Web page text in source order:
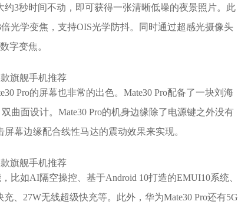
3秒时间不动，即可获得一张清晰低噪的夜景照片。此
光学变焦，支持OIS光学防抖。同时通过超感光摄像头
字变焦。
Pro的屏幕也非常的出色。Mate30 Pro配备了一块刘海
曲面设计。Mate30 Pro的机身边缘除了电源键之外没有
幕边缘配合线性马达的震动效果来实现。
比如AI隔空操控、基于Android 10打造的EMUI10系统、
、27W无线超级快充等。此外，华为Mate30 Pro还有5G